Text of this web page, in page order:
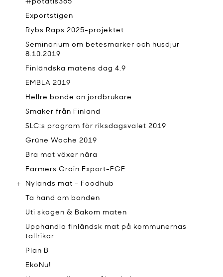
#potatis365
Exportstigen
Rybs Raps 2025-projektet
Seminarium om betesmarker och husdjur
8.10.2019
Finländska matens dag 4.9
EMBLA 2019
Hellre bonde än jordbrukare
Smaker från Finland
SLC:s program för riksdagsvalet 2019
Grüne Woche 2019
Bra mat växer nära
Farmers Grain Export-FGE
Nylands mat - Foodhub
Ta hand om bonden
Uti skogen & Bakom maten
Upphandla finländsk mat på kommunernas
tallrikar
Plan B
EkoNu!